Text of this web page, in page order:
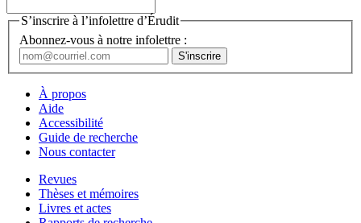
S’inscrire à l’infolettre d’Érudit
Abonnez-vous à notre infolettre :
À propos
Aide
Accessibilité
Guide de recherche
Nous contacter
Revues
Thèses et mémoires
Livres et actes